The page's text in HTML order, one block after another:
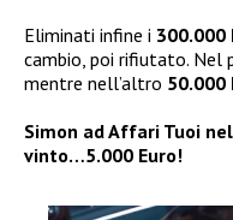
Eliminati infine i 300.000
cambio, poi rifiutato. Nel
mentre nell’altro 50.000
Simon ad Affari Tuoi
vinto…5.000 Euro!